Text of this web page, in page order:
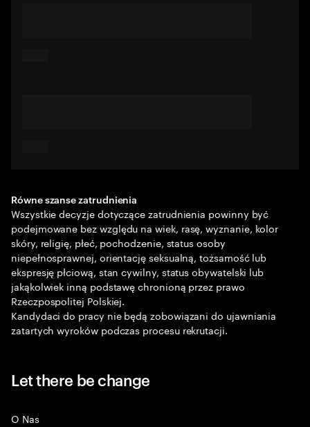
Równe szanse zatrudnienia
Wszystkie decyzje dotyczące zatrudnienia powinny być
podejmowane bez względu na wiek, rasę, wyznanie, kolor
skóry, religię, płeć, pochodzenie, status osoby
niepełnosprawnej, orientację seksualną, tożsamość lub
ekspresję płciową, stan cywilny, status obywatelski lub
jakąkolwiek inną podstawę chronioną przez prawo
Rzeczpospolitej Polskiej.
Kandydaci do pracy nie będą zobowiązani do ujawniania
zatartych wyroków podczas procesu rekrutacji.
Let there be change
O Nas